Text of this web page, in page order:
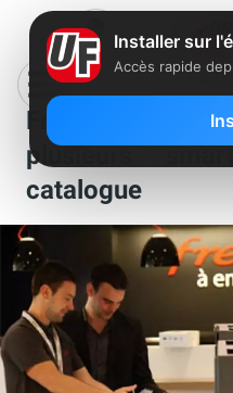
Free Mobile
plusieurs
catalogue
Installer sur
Accès rapide